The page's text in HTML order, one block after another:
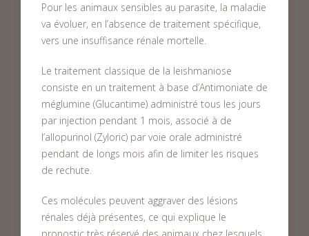
Pour les animaux sensibles au parasite, la maladie
va évoluer, en l’absence de traitement spécifique,
vers une insuffisance rénale mortelle.
Le traitement classique de la leishmaniose
consiste en un traitement à base d’Antimoniate de
méglumine (Glucantime) administré tous les jours
par injection pendant 1 mois, associé à de
l’allopurinol (Zyloric) par voie orale administré
pendant de longs mois afin de limiter les risques
de rechute.
Ces molécules peuvent aggraver des lésions
rénales déjà présentes, ce qui explique le